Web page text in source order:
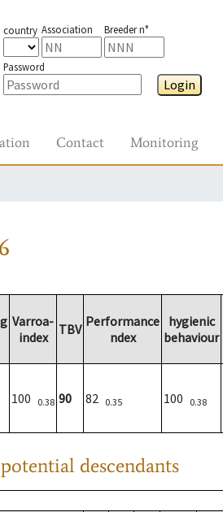
country Association Breeder n°
Password
Login
Contact Monitoring
Varroa-
index
TBV Performance
ndex
hygienic
behaviour
100 0.38 90 82 0.35 100 0.38
descendants